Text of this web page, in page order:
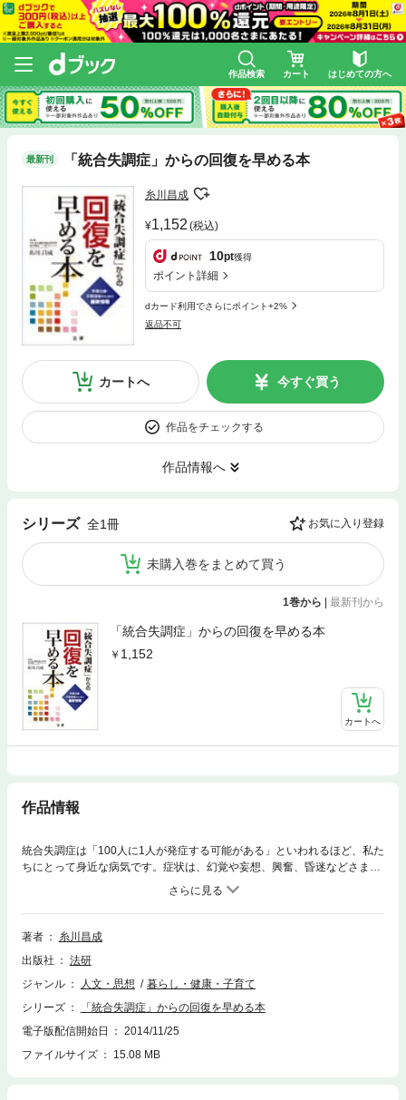
作品検索 カート はじめての方へ
最新刊 「統合失調症」からの回復を早める本
糸川昌成
1,152 (税込)
10pt獲得
ポイント詳細
dカード利用でさらにポイント+2%
返品不可
カートへ 今すぐ買う
作品をチェックする
作品情報へ
シリーズ 全1冊 お気に入り登録
未購入巻をまとめて買う
1巻から 最新刊から
「統合失調症」からの回復を早める本
1,152
カートへ
作品情報
統合失調症は「100人に1人が発症する可能がある」といわれるほど、私た
ちにとって身近な病気です。症状は、幻覚や妄想、興奮、昏迷などさまざ
まで、発症から治療開始までの未治療期間が長いほど、経過が悪くなる傾
向があります。しかし、病気をできるだけ早く発見し、治療に結びつけれ
ば、その後の経過は順調に推移します。早い段階で治療を行うことを早期
介入といいます。この早期介入から早期治療に至る流れをどのように展開
は、統合失調症の基本情報から、さまざまな症状、そして、病気から速や
かに回復するための方法をわかりやすく解説しています。
著者
糸川昌成
出版社
法研
ジャンル
人文・思想
暮らし・健康・子育て
シリーズ
「統合失調症」からの回復を早める本
電子版配信開始日
2014/11/25
ファイルサイズ
15.08 MB